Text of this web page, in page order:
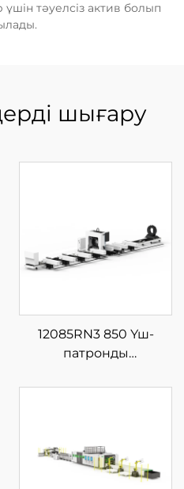
тәуелсіз актив болып
шығару
12085RN3 850 Үш-
патронды
Лазерлі Түтік Кесу